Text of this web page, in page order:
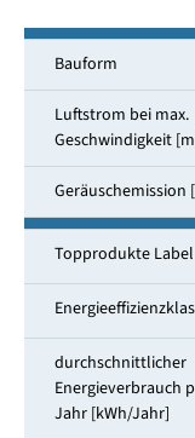
Bauform
Luftstrom bei max.
Geschwindigkeit
Geräuschemission
Topprodukte Label
durchschnittlicher
Energieverbrauch
Jahr [kWh/Jahr]